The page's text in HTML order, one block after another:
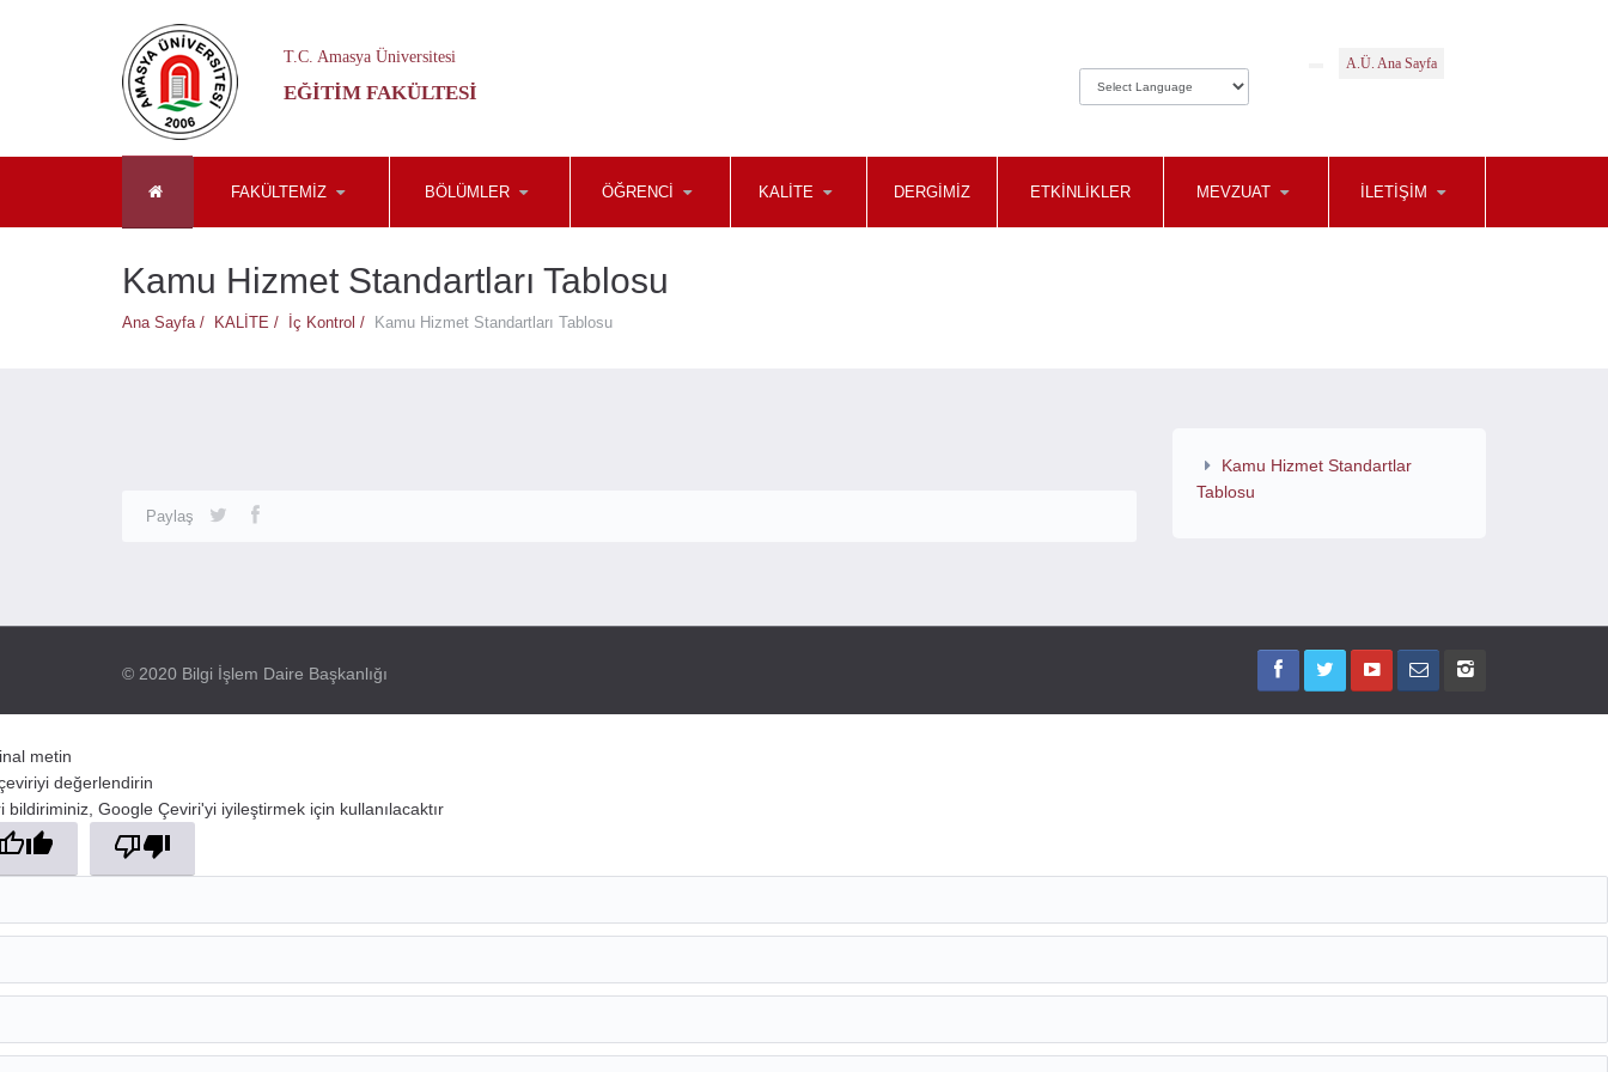
T.C. Amasya Üniversitesi
EĞITIM FAKÜLTESI
A.Ü. Ana Sayfa
FAKÜLTEMİZ BÖLÜMLER ÖĞRENCİ KALİTE DERGİMİZ ETKİNLİKLER MEVZUAT İLETİŞİM
Kamu Hizmet Standartları Tablosu
Ana Sayfa / KALİTE / İç Kontrol / Kamu Hizmet Standartları Tablosu
Paylaş
Kamu Hizmet Standartlar
Tablosu
© 2020 Bilgi İşlem Daire Başkanlığı
metin
değerlendirin
bildiriminiz, Google Çeviri'yi iyileştirmek için kullanılacaktır